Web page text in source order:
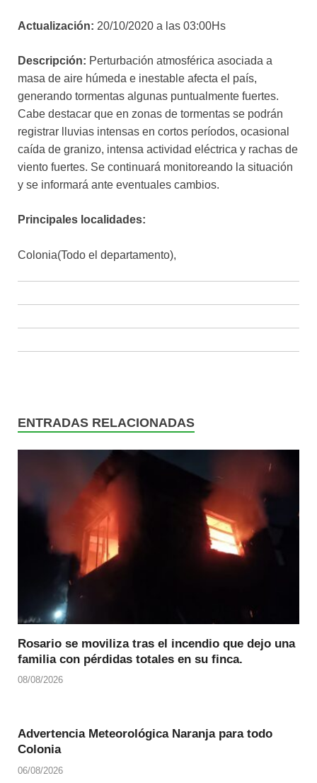
Actualización: 20/10/2020 a las 03:00Hs
Descripción: Perturbación atmosférica asociada a
masa de aire húmeda e inestable afecta el país,
generando tormentas algunas puntualmente fuertes.
Cabe destacar que en zonas de tormentas se podrán
registrar lluvias intensas en cortos períodos, ocasional
caída de granizo, intensa actividad eléctrica y rachas de
viento fuertes. Se continuará monitoreando la situación
y se informará ante eventuales cambios.
Principales localidades:
Colonia(Todo el departamento),
ENTRADAS RELACIONADAS
Rosario se moviliza tras el incendio que dejo una
familia con pérdidas totales en su finca.
08/08/2026
Advertencia Meteorológica Naranja para todo
Colonia
06/08/2026